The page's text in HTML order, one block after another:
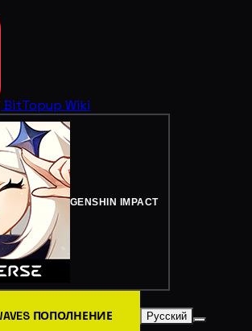
BitTopup Wiki
GENSHIN IMPACT
ПОПОЛНЕНИЕ Русский